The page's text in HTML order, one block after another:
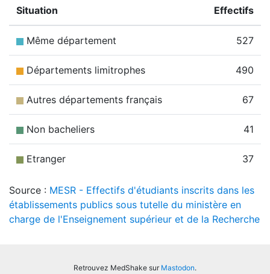
Situation Effectifs
Même département 527
Départements limitrophes 490
Autres départements français 67
Non bacheliers 41
Etranger 37
Source : MESR - Effectifs d'étudiants inscrits dans les
établissements publics sous tutelle du ministère en
charge de l'Enseignement supérieur et de la Recherche
Retrouvez MedShake sur Mastodon.